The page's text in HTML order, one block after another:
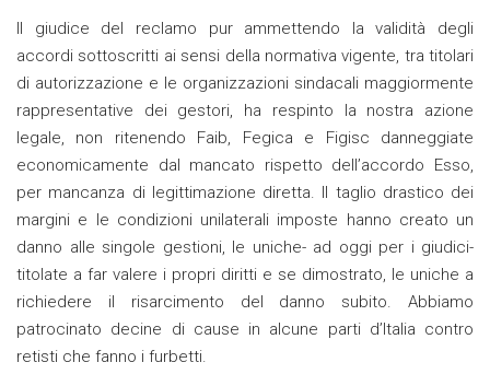
Il giudice del reclamo pur ammettendo la validità degli
accordi sottoscritti ai sensi della normativa vigente, tra titolari
di autorizzazione e le organizzazioni sindacali maggiormente
rappresentative dei gestori, ha respinto la nostra azione
legale, non ritenendo Faib, Fegica e Figisc danneggiate
economicamente dal mancato rispetto dell’accordo Esso,
per mancanza di legittimazione diretta. Il taglio drastico dei
margini e le condizioni unilaterali imposte hanno creato un
danno alle singole gestioni, le uniche- ad oggi per i giudici-
titolate a far valere i propri diritti e se dimostrato, le uniche a
richiedere il risarcimento del danno subito. Abbiamo
patrocinato decine di cause in alcune parti d’Italia contro
retisti che fanno i furbetti.